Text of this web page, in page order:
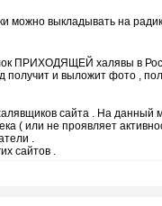
можно выкладывать на
ПРИХОДЯЩЕЙ халявы в
и выложит фото ,
сайта . На данный
( или не проявляет
.
сайтов .